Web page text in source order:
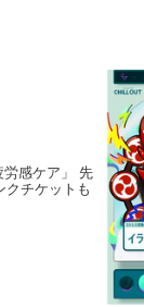
労感ケア」 先
クチケットも